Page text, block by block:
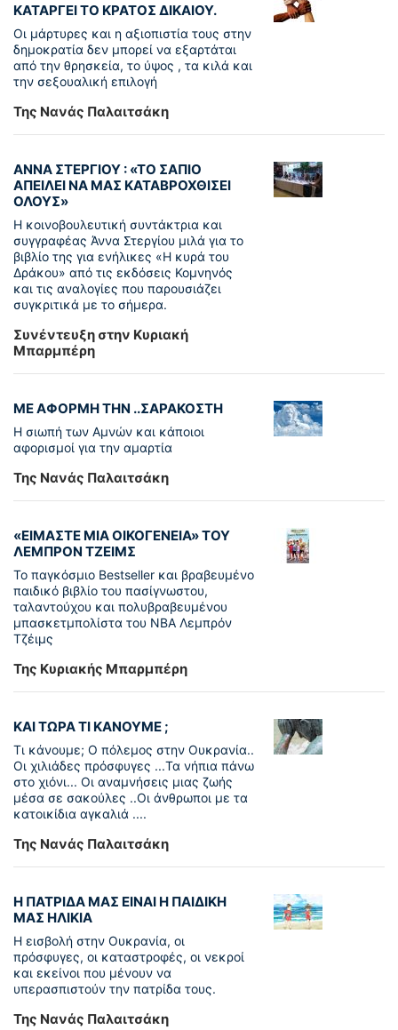
ΚΑΤΑΡΓΕΙ ΤΟ ΚΡΑΤΟΣ ΔΙΚΑΙΟΥ.
Οι μάρτυρες και η αξιοπιστία τους στην
δημοκρατία δεν μπορεί να εξαρτάται
από την θρησκεία, το ύψος , τα κιλά και
την σεξουαλική επιλογή
Της Νανάς Παλαιτσάκη
ΑΝΝΑ ΣΤΕΡΓΙΟΥ : «ΤΟ ΣΑΠΙΟ
ΑΠΕΙΛΕΙ ΝΑ ΜΑΣ ΚΑΤΑΒΡΟΧΘΙΣΕΙ
ΟΛΟΥΣ»
Η κοινοβουλευτική συντάκτρια και
συγγραφέας Άννα Στεργίου μιλά για το
βιβλίο της για ενήλικες «Η κυρά του
Δράκου» από τις εκδόσεις Κομνηνός
και τις αναλογίες που παρουσιάζει
συγκριτικά με το σήμερα.
Συνέντευξη στην Κυριακή
Μπαρμπέρη
ΜΕ ΑΦΟΡΜΗ ΤΗΝ ..ΣΑΡΑΚΟΣΤΗ
Η σιωπή των Αμνών και κάποιοι
αφορισμοί για την αμαρτία
Της Νανάς Παλαιτσάκη
«ΕΙΜΑΣΤΕ ΜΙΑ ΟΙΚΟΓΕΝΕΙΑ» ΤΟΥ
ΛΕΜΠΡΟΝ ΤΖΕΙΜΣ
To παγκόσµιο Bestseller και βραβευµένο
παιδικό βιβλίο του πασίγνωστου,
ταλαντούχου και πολυβραβευµένου
µπασκετµπολίστα του NBA Λεµπρόν
Τζέιμς
Της Κυριακής Μπαρμπέρη
ΚΑΙ ΤΩΡΑ ΤΙ ΚΑΝΟΥΜΕ ;
Τι κάνουμε; Ο πόλεμος στην Ουκρανία..
Οι χιλιάδες πρόσφυγες ...Τα νήπια πάνω
στο χιόνι... Οι αναμνήσεις μιας ζωής
μέσα σε σακούλες ..Οι άνθρωποι με τα
κατοικίδια αγκαλιά ....
Της Νανάς Παλαιτσάκη
Η ΠΑΤΡΙΔΑ ΜΑΣ ΕΙΝΑΙ Η ΠΑΙΔΙΚΗ
ΜΑΣ ΗΛΙΚΙΑ
Η εισβολή στην Ουκρανία, οι
πρόσφυγες, οι καταστροφές, οι νεκροί
και εκείνοι που μένουν να
υπερασπιστούν την πατρίδα τους.
Της Νανάς Παλαιτσάκη